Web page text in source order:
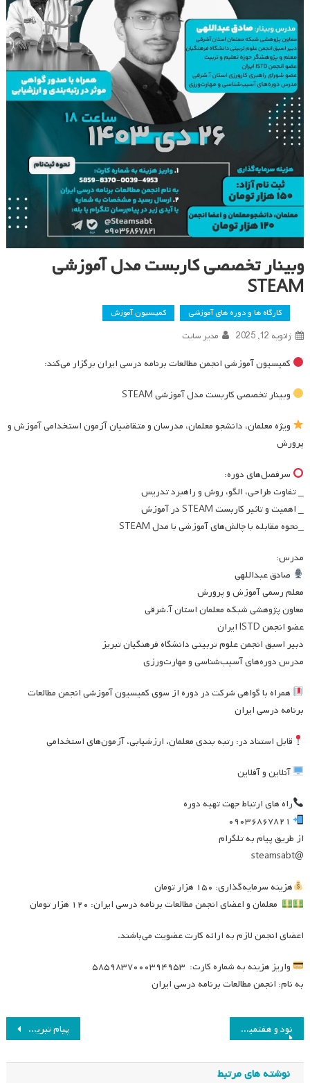
وبینار تخصصی کاربست مدل آموزشی
STEAM
کارگاه ها و دوره های آموزشی کمیسیون آموزش
ژانویه 12, 2025 مدیر سایت
کمیسیون آموزشی انجمن مطالعات برنامه درسی ایران برگزار می‌کند:
وبینار تخصصی کاربست مدل آموزشی STEAM
ویژه معلمان، دانشجو معلمان، مدرسان و متقاضیان آزمون استخدامی آموزش و
پرورش
سرفصل‌های دوره:
_ تفاوت طراحی، الگو، روش و راهبرد تدریس
_ اهمیت و تاثیر کاربست STEAM در آموزش
_نحوه مقابله با چالش‌های آموزشی با مدل STEAM
مدرس:
صادق عبداللهی
معلم رسمی آموزش و پرورش
معاون پژوهشی شبکه معلمان استان آ.شرقی
عضو انجمن ISTD ایران
دبیر اسبق انجمن علوم تربیتی دانشگاه فرهنگیان تبریز
مدرس دوره‌های آسیب‌شناسی و مهارت‌ورزی
همراه با گواهی شرکت در دوره از سوی کمیسیون آموزشی انجمن مطالعات
برنامه درسی ایران
قابل استناد در: رتبه بندی معلمان، ارزشیابی، آزمون‌های استخدامی
آنلاین و آفلاین
راه های ارتباط جهت تهیه دوره
از طریق پیام به تلگرام
@steamsabt
هزینه سرمایه‌گذاری: ۱۵۰ هزار تومان
معلمان و اعضای انجمن مطالعات برنامه درسی ایران: ۱۲۰ هزار تومان
اعضای انجمن لازم به ارائه کارت عضویت می‌باشند.
واریز هزینه به شماره کارت: ۵۸۵۹۸۳۷۰۰۰۳۹۴۹۵۳
به نام: انجمن مطالعات برنامه درسی ایران
راهبری
نوشته
پیام تبریک انجمن مطالعات برنامه درسی ایران به آقای دکتر مهدی محمدی نود و هفتمین و نود و هشتمین جلسه هیئت مدیره انجمن مطالعات برنامه درسی ایران
نوشته های مرتبط